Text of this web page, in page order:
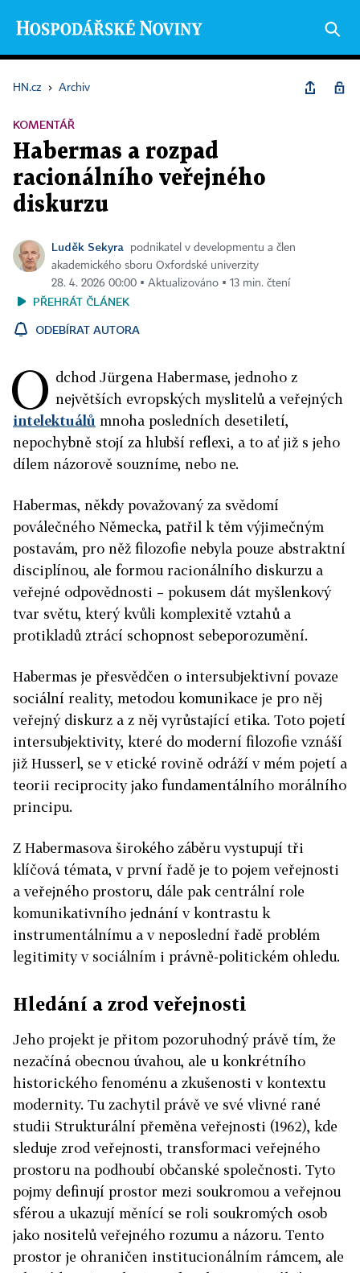
HN.cz › Archiv
KOMENTÁŘ
Habermas a rozpad
racionálního veřejného
diskurzu
Luděk Sekyra
podnikatel v developmentu a člen
akademického sboru Oxfordské univerzity
28. 4. 2026 00:00 ▪ Aktualizováno ▪ 13 min. čtení
PŘEHRÁT ČLÁNEK
ODEBÍRAT AUTORA
O dchod Jürgena Habermase, jednoho z
největších evropských myslitelů a veřejných
intelektuálů mnoha posledních desetiletí,
nepochybně stojí za hlubší reflexi, a to ať již s jeho
dílem názorově souzníme, nebo ne.
Habermas, někdy považovaný za svědomí
poválečného Německa, patřil k těm výjimečným
postavám, pro něž filozofie nebyla pouze abstraktní
disciplínou, ale formou racionálního diskurzu a
veřejné odpovědnosti – pokusem dát myšlenkový
tvar světu, který kvůli komplexitě vztahů a
protikladů ztrácí schopnost sebeporozumění.
Habermas je přesvědčen o intersubjektivní povaze
sociální reality, metodou komunikace je pro něj
veřejný diskurz a z něj vyrůstající etika. Toto pojetí
intersubjektivity, které do moderní filozofie vznáší
již Husserl, se v etické rovině odráží v mém pojetí a
teorii reciprocity jako fundamentálního morálního
principu.
Z Habermasova širokého záběru vystupují tři
klíčová témata, v první řadě je to pojem veřejnosti
a veřejného prostoru, dále pak centrální role
komunikativního jednání v kontrastu k
instrumentálnímu a v neposlední řadě problém
legitimity v sociálním i právně-politickém ohledu.
Hledání a zrod veřejnosti
Jeho projekt je přitom pozoruhodný právě tím, že
nezačíná obecnou úvahou, ale u konkrétního
historického fenoménu a zkušenosti v kontextu
modernity. Tu zachytil právě ve své vlivné rané
studii Strukturální přeměna veřejnosti (1962), kde
sleduje zrod veřejnosti, transformaci veřejného
prostoru na podhoubí občanské společnosti. Tyto
pojmy definují prostor mezi soukromou a veřejnou
sférou a ukazují měnící se roli soukromých osob
jako nositelů veřejného rozumu a názoru. Tento
prostor je ohraničen institucionálním rámcem, ale